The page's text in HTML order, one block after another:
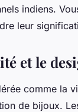
indiens.
leur
et le
comme la
de bijoux.